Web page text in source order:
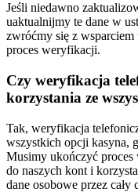
Jeśli niedawno
uaktualnijmy te dane w
zwróćmy się z
proces weryfikacji.
Czy weryfikacja
korzystania ze
Tak, weryfikacja
wszystkich opcji kasyna,
Musimy ukończyć proces
do naszych kont i
dane osobowe przez cały